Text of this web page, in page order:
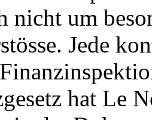
nicht um
Jede
hat Le